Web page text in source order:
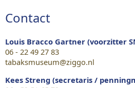
Contact
Louis Bracco Gartner (voorzitter
06 - 22 49 27 83
tabaksmuseum@ziggo.nl
Kees Streng (secretaris /